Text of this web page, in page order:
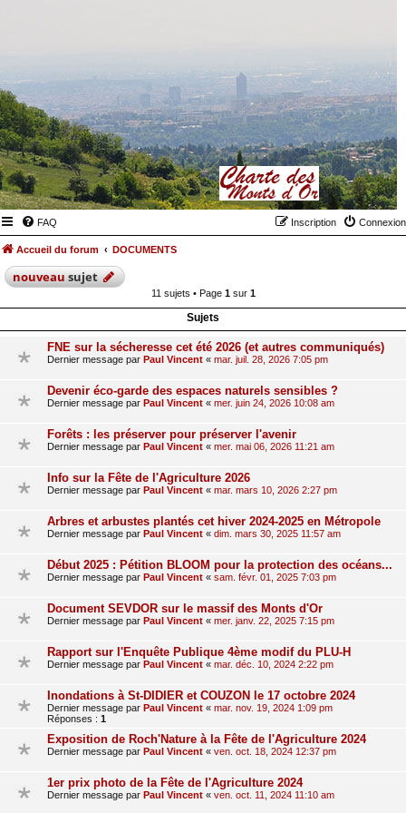
FAQ Connexion
Inscription
Accueil du forum DOCUMENTS
nouveausujet
11 sujets • Page 1sur 1
Sujets
FNE sur la sécheresse cet été 2026 (et autres communiqués)
Dernier message par Paul Vincent « mar. juil. 28, 2026 7:05 pm
Devenir éco-garde des espaces naturels sensibles ?
Dernier message par Paul Vincent « mer. juin 24, 2026 10:08 am
Forêts : les préserver pour préserver l'avenir
Dernier message par Paul Vincent « mer. mai 06, 2026 11:21 am
Info sur la Fête de l'Agriculture 2026
Dernier message par Paul Vincent « mar. mars 10, 2026 2:27 pm
Arbres et arbustes plantés cet hiver 2024-2025 en Métropole
Dernier message par Paul Vincent « dim. mars 30, 2025 11:57 am
Début 2025 : Pétition BLOOM pour la protection des océans...
Dernier message par Paul Vincent « sam. févr. 01, 2025 7:03 pm
Document SEVDOR sur le massif des Monts d'Or
Dernier message par Paul Vincent « mer. janv. 22, 2025 7:15 pm
Rapport sur l'Enquête Publique 4ème modif du PLU-H
Dernier message par Paul Vincent « mar. déc. 10, 2024 2:22 pm
Inondations à St-DIDIER et COUZON le 17 octobre 2024
Dernier message par Paul Vincent « mar. nov. 19, 2024 1:09 pm
Réponses : 1
Exposition de Roch'Nature à la Fête de l'Agriculture 2024
Dernier message par Paul Vincent « ven. oct. 18, 2024 12:37 pm
1er prix photo de la Fête de l'Agriculture 2024
Dernier message par Paul Vincent « ven. oct. 11, 2024 11:10 am